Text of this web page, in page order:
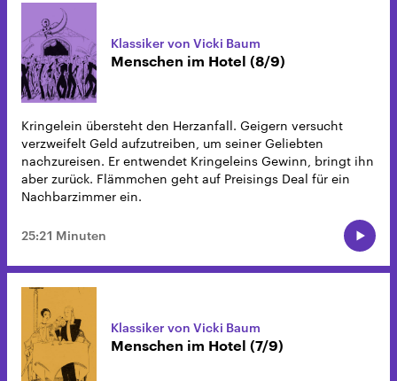
Klassiker von Vicki Baum
Menschen im Hotel (8/9)
Kringelein übersteht den Herzanfall. Geigern versucht
verzweifelt Geld aufzutreiben, um seiner Geliebten
nachzureisen. Er entwendet Kringeleins Gewinn, bringt ihn
aber zurück. Flämmchen geht auf Preisings Deal für ein
Nachbarzimmer ein.
25:21 Minuten
Klassiker von Vicki Baum
Menschen im Hotel (7/9)